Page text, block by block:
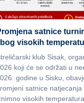
satnice
visokih
klub Sisak,
koji će se održati u
godine u Sisku,
satnice
visokih